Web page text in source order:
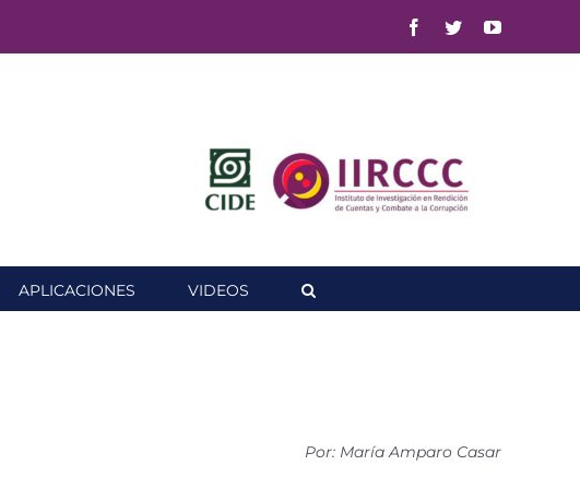
Facebook
TwitterYouTube
APLICACIONES VIDEOS
Por: María Amparo Casar